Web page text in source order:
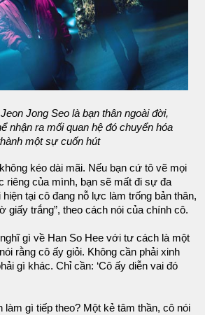
Jong Seo là bạn thân ngoài đời,
nhận ra mối quan hệ đó chuyển hóa
một sự cuốn hút
kéo dài mãi. Nếu bạn cứ tô vẽ mọi
riêng của mình, bạn sẽ mất đi sự đa
hiện tại cô đang nỗ lực làm trống bản thân,
giấy trắng”, theo cách nói của chính cô.
gì về Han So Hee với tư cách là một
rằng cô ấy giỏi. Không cần phải xinh
gì khác. Chỉ cần: ‘Cô ấy diễn vai đó
làm gì tiếp theo? Một kẻ tâm thần, cô nói